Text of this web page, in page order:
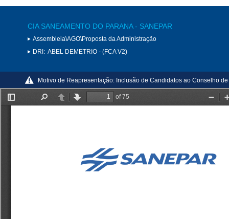
CIA SANEAMENTO DO PARANA - SANEPAR
Assembleia\AGO\Proposta da Administração
DRI: ABEL DEMETRIO - (FCA V2)
Motivo de Reapresentação: Inclusão de Candidatos ao Conselho